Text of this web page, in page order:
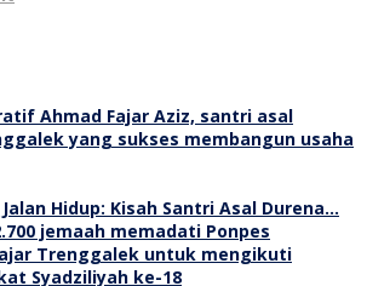
Hidup: Kisah Santri Asal Durena…